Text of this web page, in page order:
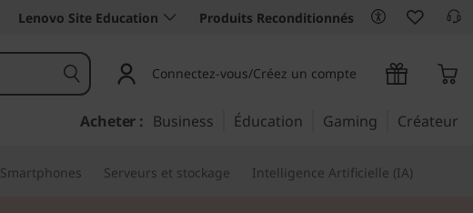
Lenovo Site Education Produits Reconditionnés
Connectez-vous/Créez un compte
Acheter : Business Éducation Gaming Créateur
Smartphones Serveurs et stockage Intelligence Artificielle (IA)